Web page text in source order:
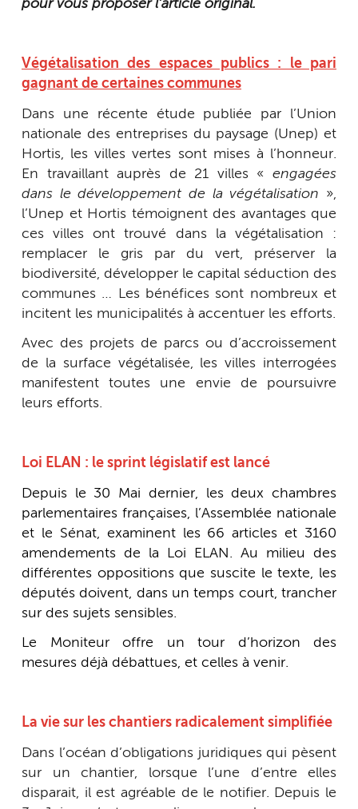
pour vous proposer l’article original.
Végétalisation des espaces publics : le pari
gagnant de certaines communes
Dans une récente étude publiée par l’Union
nationale des entreprises du paysage (Unep) et
Hortis, les villes vertes sont mises à l’honneur.
En travaillant auprès de 21 villes « engagées
dans le développement de la végétalisation »,
l’Unep et Hortis témoignent des avantages que
ces villes ont trouvé dans la végétalisation :
remplacer le gris par du vert, préserver la
biodiversité, développer le capital séduction des
communes … Les bénéfices sont nombreux et
incitent les municipalités à accentuer les efforts.
Avec des projets de parcs ou d’accroissement
de la surface végétalisée, les villes interrogées
manifestent toutes une envie de poursuivre
leurs efforts.
Loi ELAN : le sprint législatif est lancé
Depuis le 30 Mai dernier, les deux chambres
parlementaires françaises, l’Assemblée nationale
et le Sénat, examinent les 66 articles et 3160
amendements de la Loi ELAN. Au milieu des
différentes oppositions que suscite le texte, les
députés doivent, dans un temps court, trancher
sur des sujets sensibles.
Le Moniteur offre un tour d’horizon des
mesures déjà débattues, et celles à venir.
La vie sur les chantiers radicalement simplifiée
Dans l’océan d’obligations juridiques qui pèsent
sur un chantier, lorsque l’une d’entre elles
disparait, il est agréable de le notifier. Depuis le